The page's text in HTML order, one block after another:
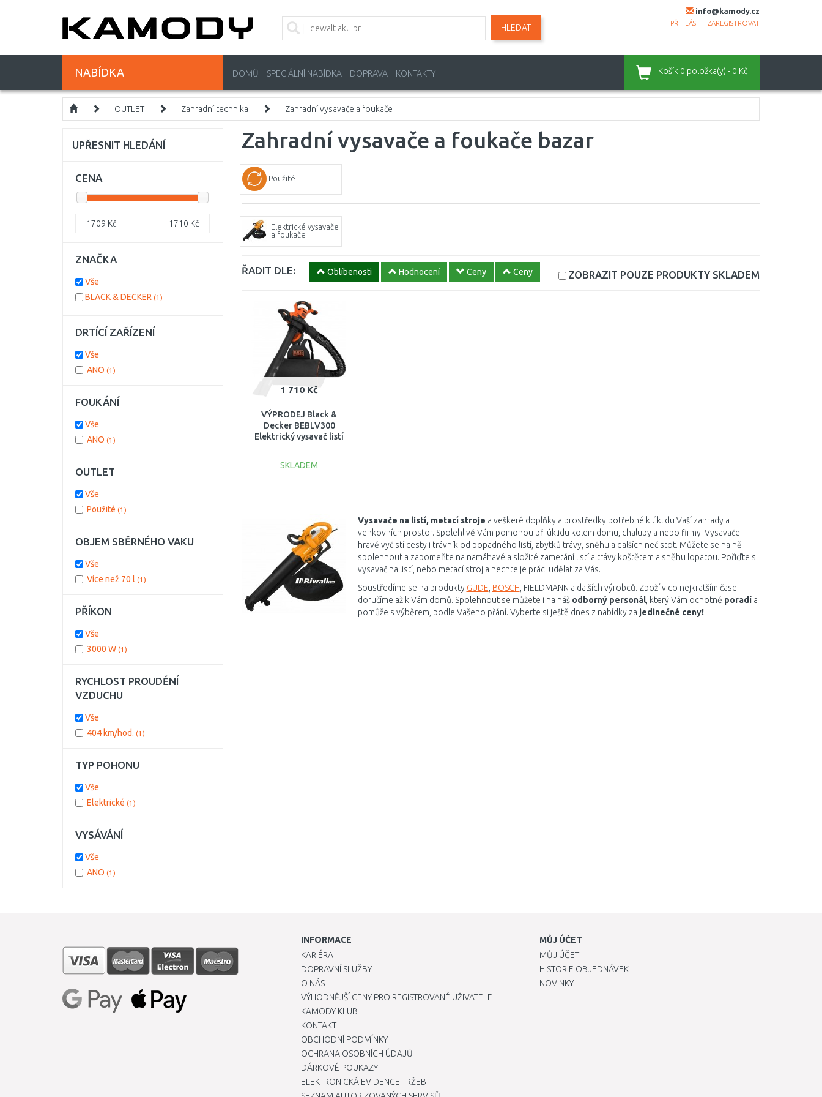
info@kamody.cz
PŘIHLÁSIT ZAREGISTROVAT
HLEDAT
NABÍDKA DOMŮ SPECIÁLNÍ NABÍDKA DOPRAVA KONTAKTY Košík 0 položka(y) - 0 Kč
OUTLET Zahradní technika Zahradní vysavače a foukače
Zahradní vysavače a foukače bazar
Použité
Elektrické vysavače
a foukače
ŘADIT DLE: Oblíbenosti Hodnocení Ceny Ceny ZOBRAZIT POUZE PRODUKTY SKLADEM
1 710 Kč
VÝPRODEJ Black &
Decker BEBLV300
Elektrický vysavač listí
SKLADEM
Vysavače na listí, metací stroje a veškeré doplňky a prostředky potřebné k úklidu Vaší zahrady a
venkovních prostor. Spolehlivě Vám pomohou při úklidu kolem domu, chalupy a nebo firmy. Vysavače
hravě vyčistí cesty i trávník od popadného listí, zbytků trávy, sněhu a dalších nečistot. Můžete se na ně
spolehnout a zapomeňte na namáhavé a složité zametání listí a trávy koštětem a sněhu lopatou. Pořiďte si
vysavač na listí, nebo metací stroj a nechte je práci udělat za Vás.
Soustředíme se na produkty GÜDE BOSCH , FIELDMANN a dalších výrobců. Zboží v co nejkratším čase
doručíme až k Vám domů. Spolehnout se můžete i na náš odborný personál, který Vám ochotně poradía
pomůže s výběrem, podle Vašeho přání. Vyberte si ještě dnes z nabídky za jedinečné ceny!
UPŘESNIT HLEDÁNÍ
CENA
1709 Kč 1710 Kč
ZNAČKA
Vše
BLACK & DECKER (1)
DRTÍCÍ ZAŘÍZENÍ
Vše
ANO (1)
FOUKÁNÍ
Vše
ANO (1)
OUTLET
Vše
Použité (1)
OBJEM SBĚRNÉHO VAKU
Vše
Více než 70 l (1)
PŘÍKON
Vše
3000 W (1)
RYCHLOST PROUDĚNÍ
VZDUCHU
Vše
404 km/hod. (1)
TYP POHONU
Vše
Elektrické (1)
VYSÁVÁNÍ
Vše
ANO (1)
INFORMACE
KARIÉRA
DOPRAVNÍ SLUŽBY
O NÁS
VÝHODNĚJŠÍ CENY PRO REGISTROVANÉ UŽIVATELE
KAMODY KLUB
KONTAKT
OBCHODNÍ PODMÍNKY
OCHRANA OSOBNÍCH ÚDAJŮ
DÁRKOVÉ POUKAZY
ELEKTRONICKÁ EVIDENCE TRŽEB
MŮJ ÚČET
MŮJ ÚČET
HISTORIE OBJEDNÁVEK
NOVINKY